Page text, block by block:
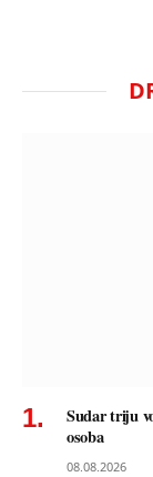
Sudar triju
osoba
08.08.2026